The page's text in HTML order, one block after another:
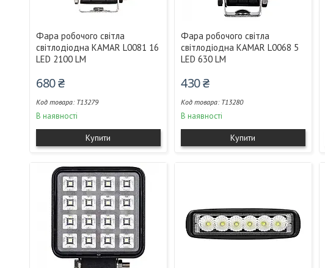
Фара робочого світла
світлодіодна KAMAR L0081 16
LED 2100 LM
680 ₴
T13279
В наявності
Купити
Фара робочого світла
світлодіодна KAMAR L0068 5
LED 630 LM
430 ₴
T13280
В наявності
Купити